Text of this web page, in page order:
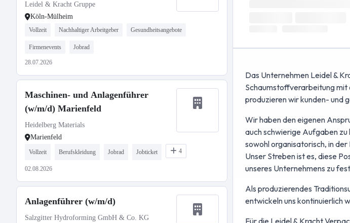
Leidel & Kracht Gruppe
Köln-Mülheim
Vollzeit Nachhaltiger Arbeitgeber Gesundheitsangebote
Firmenevents Jobrad
28.07.2026
Maschinen- und Anlagenführer
(w/m/d) Marienfeld
Heidelberg Materials
Marienfeld
Vollzeit Berufskleidung Jobrad Jobticket 4
02.08.2026
Anlagenführer (w/m/d)
Salzgitter Hydroforming GmbH & Co. KG